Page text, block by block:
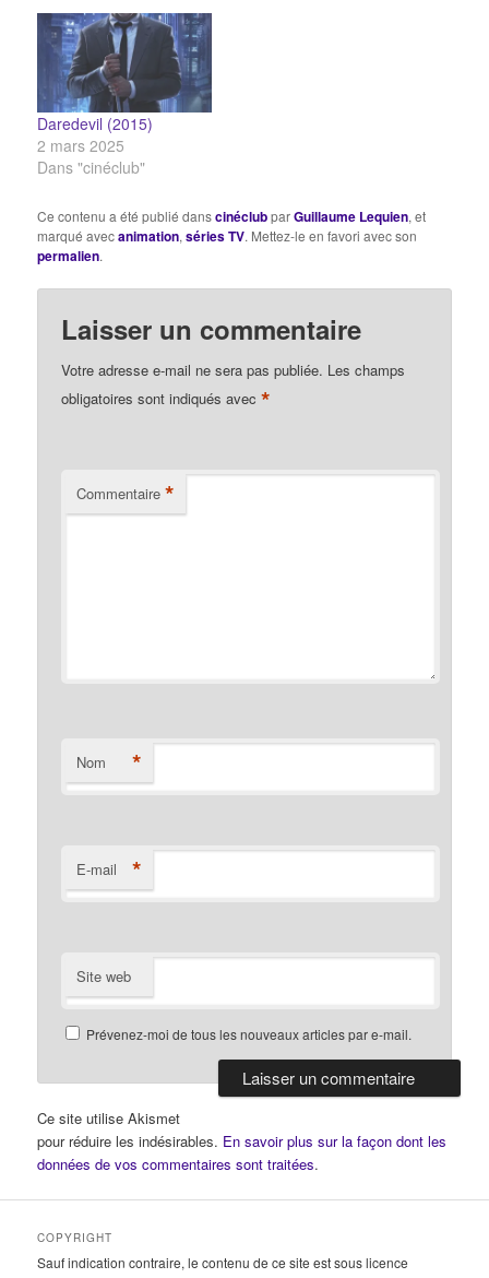
Daredevil (2015)
2 mars 2025
Dans "cinéclub"
Ce contenu a été publié danscinéclubparGuillaume Lequien, et
marqué avecanimation,séries TV. Mettez-le en favori avec son
permalien.
Laisser un commentaire
Votre adresse e-mail ne sera pas publiée. Les champs
obligatoires sont indiqués avec*
Commentaire *
Nom *
E-mail *
Site web
Prévenez-moi de tous les nouveaux articles par e-mail.
Ce site utilise Akismet
pour réduire les indésirables. En savoir plus sur la façon dont les
données de vos commentaires sont traitées.
COPYRIGHT
Sauf indication contraire, le contenu de ce site est sous licence